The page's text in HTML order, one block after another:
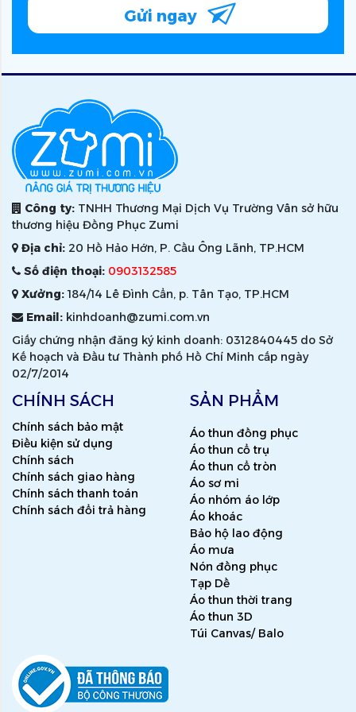
Gửi ngay
Công ty: TNHH Thương Mại Dịch Vụ Trường Vân sở hữu
thương hiệu Đồng Phục Zumi
Địa chỉ: 20 Hồ Hảo Hớn, P. Cầu Ông Lãnh, TP.HCM
Số điện thoại: 0903132585
Xưởng:184/14 Lê Đình Cẩn, p. Tân Tạo, TP.HCM
Email: kinhdoanh@zumi.com.vn
Giấy chứng nhận đăng ký kinh doanh: 0312840445 do Sở
Kế hoạch và Đầu tư Thành phố Hồ Chí Minh cấp ngày
02/7/2014
CHÍNH SÁCH
Chính sách bảo mật
Điều kiện sử dụng
Chính sách
Chính sách giao hàng
Chính sách thanh toán
Chính sách đổi trả hàng
SẢN PHẨM
Áo thun đồng phục
Áo thun cổ trụ
Áo thun cổ tròn
Áo sơ mi
Áo nhóm áo lớp
Áo khoác
Bảo hộ lao động
Áo mưa
Nón đồng phục
Tạp Dề
Áo thun thời trang
Áo thun 3D
Túi Canvas/ Balo